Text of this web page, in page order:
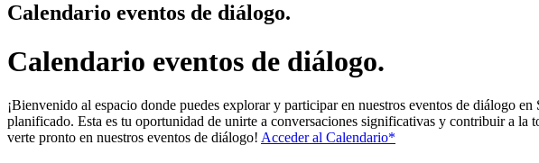
Calendario eventos de diálogo.
​Calendario eventos de diálogo.​​​
¡Bienvenido al espacio donde puedes explorar y participar en nuestros eventos de diálogo
planificado. Esta es tu oportunidad de unirte a conversaciones significativas y contribuir a la
verte pronto en nuestros eventos de diálogo! Acceder al Calendario*​